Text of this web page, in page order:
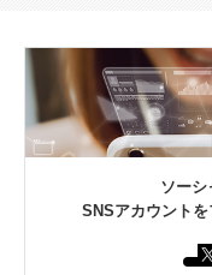
ソーシ
SNSアカウントを